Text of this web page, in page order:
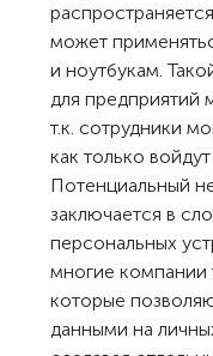
может
и ноутбукам.
для предприятий
т.к. сотрудники
как только
Потенциальный
заключается в
персональных
многие компании
которые
данными на